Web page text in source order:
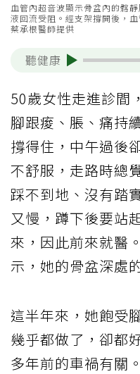
血管內超音波顯示骨盆內的髂
液回流受阻。經支架撐開後，
蔡承根醫師提供
聽健康
50歲女性走進診間
腳跟痠、脹、痛持
撐得住，中午過後
不舒服，走路時總
踩不到地、沒有踏
又慢，蹲下後要站
來，因此前來就醫
示，她的骨盆深處
這半年來，她飽受
幾乎都做了，卻都
多年前的車禍有關